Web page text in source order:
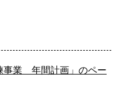
事業 年間計画」のペー